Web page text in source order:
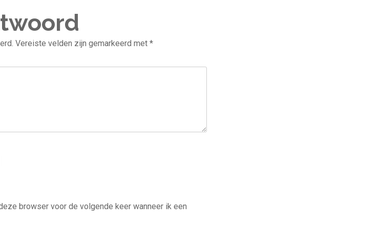
Vereiste velden zijn gemarkeerd met *
browser voor de volgende keer wanneer ik een